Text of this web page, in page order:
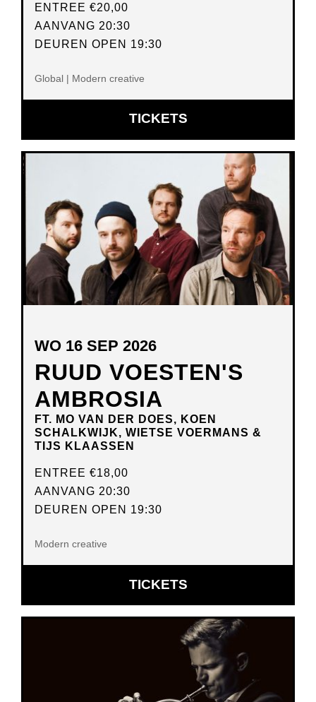
ENTREE €20,00
AANVANG 20:30
DEUREN OPEN 19:30
Global | Modern creative
TICKETSOPENT
IN
NIEUW
VENSTER
RUUD VOESTEN'S
AMBROSIA
FT. MO VAN DER DOES, KOEN
SCHALKWIJK, WIETSE VOERMANS &
TIJS KLAASSEN
WO 16 SEP 2026
ENTREE €18,00
AANVANG 20:30
DEUREN OPEN 19:30
Modern creative
TICKETSOPENT
IN
NIEUW
VENSTER